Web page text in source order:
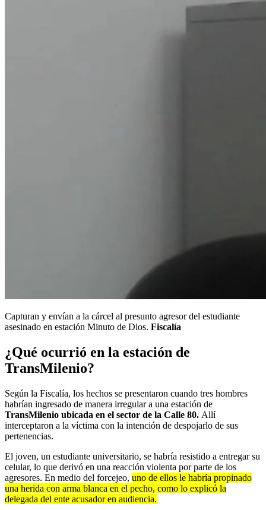
Capturan y envían a la cárcel al presunto agresor del estudiante
asesinado en estación Minuto de Dios. Fiscalía
¿Qué ocurrió en la estación de
TransMilenio?
Según la Fiscalía, los hechos se presentaron cuando tres hombres
habrían ingresado de manera irregular a una estación de
TransMilenio ubicada en el sector de la Calle 80. Allí
interceptaron a la víctima con la intención de despojarlo de sus
pertenencias.
El joven, un estudiante universitario, se habría resistido a entregar su
celular, lo que derivó en una reacción violenta por parte de los
agresores. En medio del forcejeo, uno de ellos le habría propinado
una herida con arma blanca en el pecho, como lo explicó la
delegada del ente acusador en audiencia.